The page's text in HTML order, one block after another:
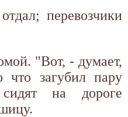
перевозчики
"Вот, - думает,
загубил пару
на дороге